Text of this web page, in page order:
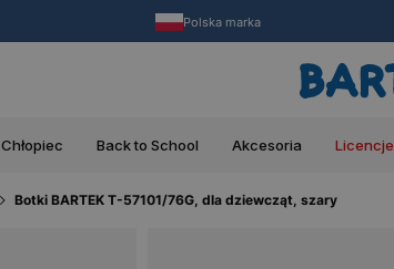
Polska marka
Chłopiec Back to School Akcesoria Licencje
Botki BARTEK T-57101/76G, dla dziewcząt, szary